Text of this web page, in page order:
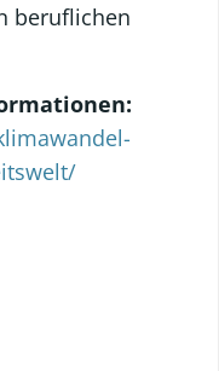
beruflichen